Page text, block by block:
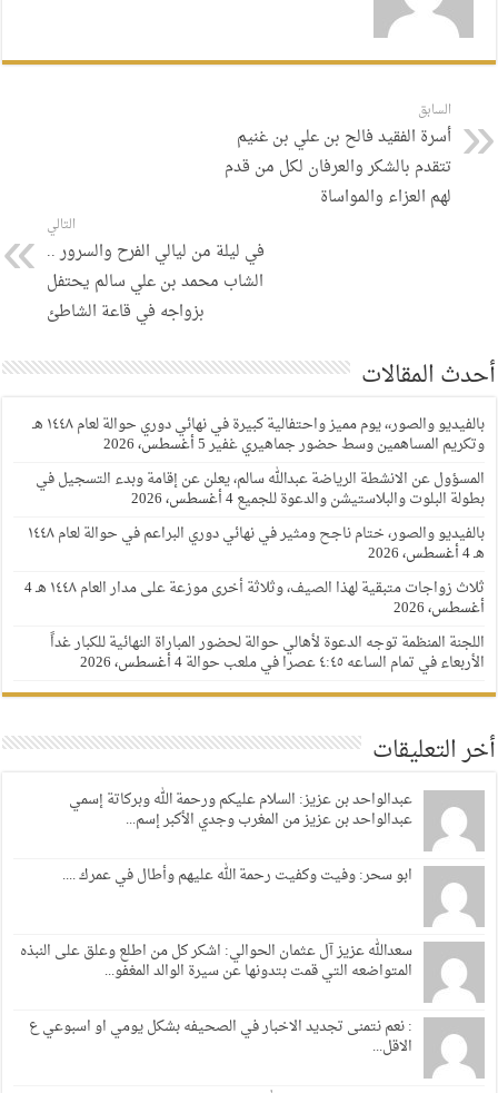
السابق
أسرة الفقيد فالح بن علي بن غنيم
تتقدم بالشكر والعرفان لكل من قدم
لهم العزاء والمواساة
التالي
في ليلة من ليالي الفرح والسرور ..
الشاب محمد بن علي سالم يحتفل
بزواجه في قاعة الشاطئ
أحدث المقالات
بالفيديو والصور،، يوم مميز واحتفالية كبيرة في نهائي دوري حوالة لعام ١٤٤٨ هـ
وتكريم المساهمين وسط حضور جماهيري غفير5 أغسطس، 2026
المسؤول عن الانشطة الرياضة عبدالله سالم، يعلن عن إقامة وبدء التسجيل في
بطولة البلوت والبلاستيشن والدعوة للجميع4 أغسطس، 2026
بالفيديو والصور، ختام ناجح ومثير في نهائي دوري البراعم في حوالة لعام ١٤٤٨
هـ4 أغسطس، 2026
ثلاث زواجات متبقية لهذا الصيف، وثلاثة أخرى موزعة على مدار العام ١٤٤٨ هـ
4
أغسطس، 2026
اللجنة المنظمة توجه الدعوة لأهالي حوالة لحضور المباراة النهائية للكبار غداً
الأربعاء في تمام الساعه ٤:٤٥ عصرا في ملعب حوالة 4 أغسطس، 2026
أخر التعليقات
عبدالواحد بن عزيز: السلام عليكم ورحمة الله وبركاتة إسمي
عبدالواحد بن عزيز من المغرب وجدي الأكبر إسم...
ابو سحر: وفيت وكفيت رحمة الله عليهم وأطال في عمرك ....
سعدالله عزيز آل عثمان الحوالي: اشكر كل من اطلع وعلق على النبذه
المتواضعه التي قمت بتدونها عن سيرة الوالد المغفو...
: نعم نتمنى تجديد الاخبار في الصحيفه بشكل يومي او اسبوعي ع
الاقل...